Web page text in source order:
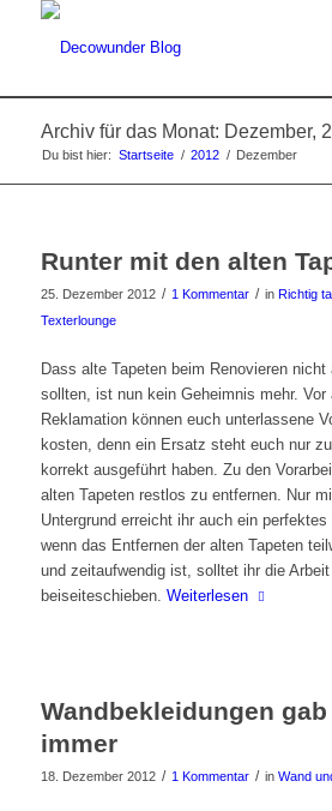
Archiv für das Monat: Dezember,
Du bist hier: Startseite / 2012 / Dezember
Runter mit den alten
25. Dezember 2012 / 1 Kommentar / in Richtig
Texterlounge
Dass alte Tapeten beim Renovieren
sollten, ist nun kein Geheimnis mehr. Vor
Reklamation können euch unterlassene
kosten, denn ein Ersatz steht euch nur
korrekt ausgeführt haben. Zu den
alten Tapeten restlos zu entfernen. Nur
Untergrund erreicht ihr auch ein
wenn das Entfernen der alten Tapeten
und zeitaufwendig ist, solltet ihr die
beiseiteschieben. Weiterlesen
Wandbekleidungen
immer
18. Dezember 2012 / 1 Kommentar / in Wand